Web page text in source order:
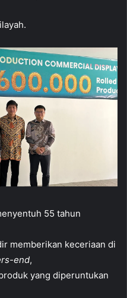
55 tahun
memberikan keceriaan di
end,
yang diperuntukan